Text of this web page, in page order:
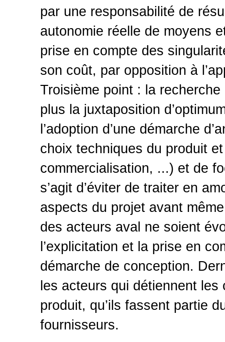
par une responsabilité de
autonomie réelle de moyens
prise en compte des
son coût, par opposition à
Troisième point : la
plus la juxtaposition
l’adoption d’une démarche
choix techniques du produit
commercialisation, ...) et de
s’agit d’éviter de traiter en
aspects du projet avant
des acteurs aval ne soient
l’explicitation et la prise en
démarche de conception.
les acteurs qui détiennent
produit, qu’ils fassent partie
fournisseurs.